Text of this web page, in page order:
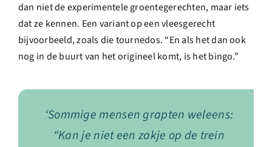
dan niet de experimentele groentegerechten, maar iets
dat ze kennen. Een variant op een vleesgerecht
bijvoorbeeld, zoals die tournedos. “En als het dan ook
nog in de buurt van het origineel komt, is het bingo.”
‘Sommige mensen grapten weleens:
“Kan je niet een zakje op de trein